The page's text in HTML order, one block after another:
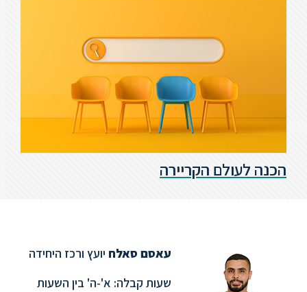
הכנה לעולם הקריירה
עאסם סאלח יועץ ורכז היחידה
שעות קבלה: א'-ה' בין השעות